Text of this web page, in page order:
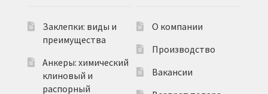
Заклепки: виды и
преимущества
Анкеры: химический
клиновый и
распорный
О компании
Производство
Вакансии